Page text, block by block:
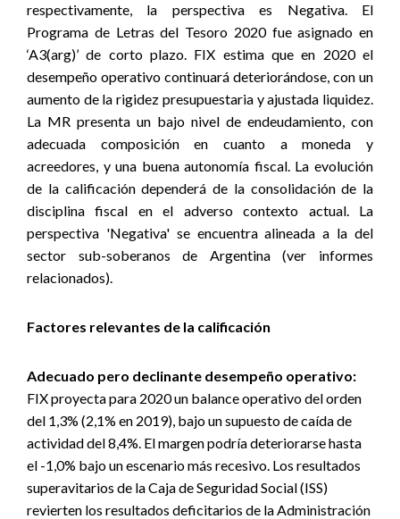
respectivamente, la perspectiva es Negativa. El
Programa de Letras del Tesoro 2020 fue asignado en
‘A3(arg)’ de corto plazo. FIX estima que en 2020 el
desempeño operativo continuará deteriorándose, con un
aumento de la rigidez presupuestaria y ajustada liquidez.
La MR presenta un bajo nivel de endeudamiento, con
adecuada composición en cuanto a moneda y
acreedores, y una buena autonomía fiscal. La evolución
de la calificación dependerá de la consolidación de la
disciplina fiscal en el adverso contexto actual. La
perspectiva 'Negativa' se encuentra alineada a la del
sector sub-soberanos de Argentina (ver informes
relacionados).
Factores relevantes de la calificación
Adecuado pero declinante desempeño operativo:
FIX proyecta para 2020 un balance operativo del orden
del 1,3% (2,1% en 2019), bajo un supuesto de caída de
actividad del 8,4%. El margen podría deteriorarse hasta
el -1,0% bajo un escenario más recesivo. Los resultados
superavitarios de la Caja de Seguridad Social (ISS)
revierten los resultados deficitarios de la Administración